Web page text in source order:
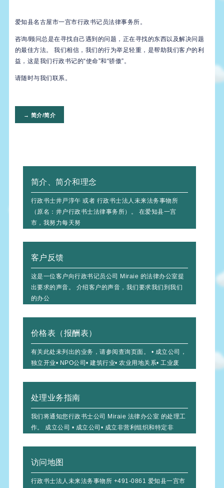
爱知县名古屋市一宫市行政书记员法律事务所。
咨询/顾问总是在寻找自己遇到的问题，正在寻找的东西以及解决问题
的最佳方法。 我们相信，我们的行为举足轻重，是帮助我们客户的利
益，这是我们行政书记的“使命”和“骄傲”。
请随时与我们联系。
→ 简介/简介
简介、简介和理念
行政书士井戸淳午 或者 行政书士法人未来法务事物所
（原名：井户行政书士法律事务所）。 在爱知县一宫
市，我努力每天努
客户反馈
这是一位客户向行政书记员公司 Miraie 的法律办公室提
出要求的声音。 介绍客户的声音，我们要求我们到我们
的办公
价格表（报酬表）
有关此处未列出的业务，请参阅查询页面。 • 成立公司，
独立开业• NPO公司• 建筑行业• 农业用地关系• 工业废
处理业务指南
我们将通知您行政书士公司 Miraie 法律办公室 的处理工
作。 成立公司 • 成立公司• 成立非营利组织和特定非
访问地图
行政书士法人未来法务事物所 +491-0861 爱知县一宫市